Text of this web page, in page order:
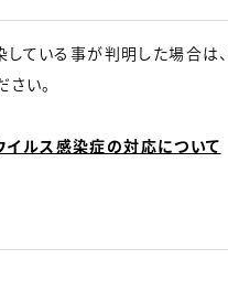
ている事が判明した場合
い。
ルス感染症の対応について